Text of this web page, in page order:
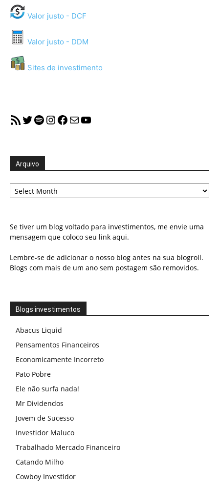
Valor justo - DCF
Valor justo - DDM
Sites de investimento
RSS FeedTwitter
Spotify
Instagram
Facebook
MailYouTube
Arquivo
Arquivo
Se tiver um blog voltado para investimentos, me envie uma
mensagem que coloco seu link aqui.
Lembre-se de adicionar o nosso blog antes na sua blogroll.
Blogs com mais de um ano sem postagem são removidos.
Blogs investimentos
Abacus Liquid
Pensamentos Financeiros
Economicamente Incorreto
Pato Pobre
Ele não surfa nada!
Mr Dividendos
Jovem de Sucesso
Investidor Maluco
Trabalhado Mercado Financeiro
Catando Milho
Cowboy Investidor